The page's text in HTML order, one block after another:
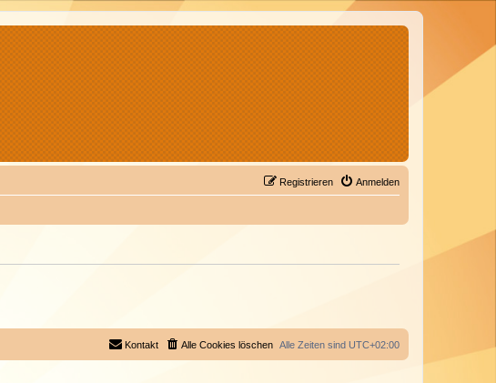
Anmelden
Registrieren
Alle Zeiten sind UTC+02:00
Alle Cookies löschen
Kontakt